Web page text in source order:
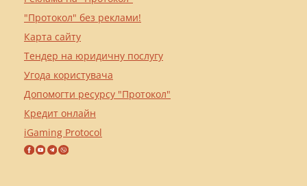
"Протокол" без реклами!
Карта сайту
Тендер на юридичну послугу
Угода користувача
Допомогти ресурсу "Протокол"
Кредит онлайн
iGaming Protocol